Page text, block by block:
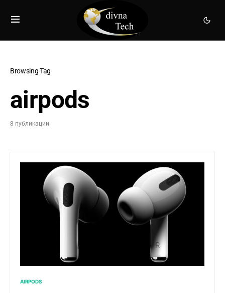
Browsing Tag
airpods
8 публикации
AIRPODS